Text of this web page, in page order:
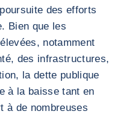
des efforts
Bien que les
notamment
des infrastructures,
la dette publique
à la baisse tant en
à de nombreuses